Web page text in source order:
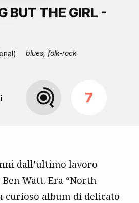
BUT THE GIRL -
blues, folk-rock
7
dall’ultimo lavoro
Watt. Era “North
curioso album di delicato